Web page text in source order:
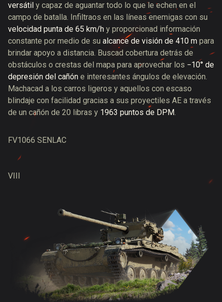
versátil y capaz de aguantar todo lo que le echen en el
campo de batalla. Infiltraos en las líneas enemigas con su
velocidad punta de 65 km/h y proporcionad información
constante por medio de su alcance de visión de 410 m para
brindar apoyo a distancia. Buscad cobertura detrás de
obstáculos o crestas del mapa para aprovechar los −10° de
depresión del cañón e interesantes ángulos de elevación.
Machacad a los carros ligeros y aquellos con escaso
blindaje con facilidad gracias a sus proyectiles AE a través
de un cañón de 20 libras y 1963 puntos de DPM.
FV1066 SENLAC
VIII